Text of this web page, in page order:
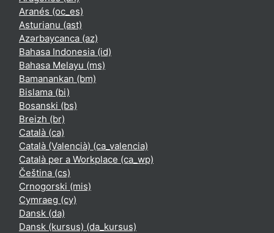
Aranés ‎(oc_es)‎
Asturianu ‎(ast)‎
Azərbaycanca ‎(az)‎
Bahasa Indonesia ‎(id)‎
Bahasa Melayu ‎(ms)‎
Bamanankan ‎(bm)‎
Bislama ‎(bi)‎
Bosanski ‎(bs)‎
Breizh ‎(br)‎
Català ‎(ca)‎
Català (Valencià) ‎(ca_valencia)‎
Català per a Workplace ‎(ca_wp)‎
Čeština ‎(cs)‎
Crnogorski ‎(mis)‎
Cymraeg ‎(cy)‎
Dansk ‎(da)‎
Dansk (kursus) ‎(da_kursus)‎